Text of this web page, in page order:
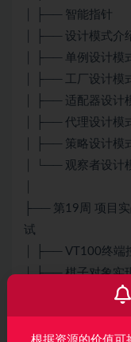
│ ├── 智能指针
│ ├── 设计模式介
│ ├── 单例设计模
│ ├── 工厂设计模
│ ├── 适配器设计
│ ├── 代理设计模
│ ├── 策略设计模
│ └── 观察者设计
├── 第19周 项目
试
│ ├── VT100终端
│ ├── 棋子对象实
│ ├── 棋盘对象实现
│ ├── 玩家对象实
│ ├── 按键控制